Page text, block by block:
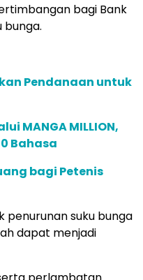
bagi Bank
bunga.
Pendanaan untuk
MANGA MILLION,
Bahasa
bagi Petenis
penurunan suku bunga
dapat menjadi